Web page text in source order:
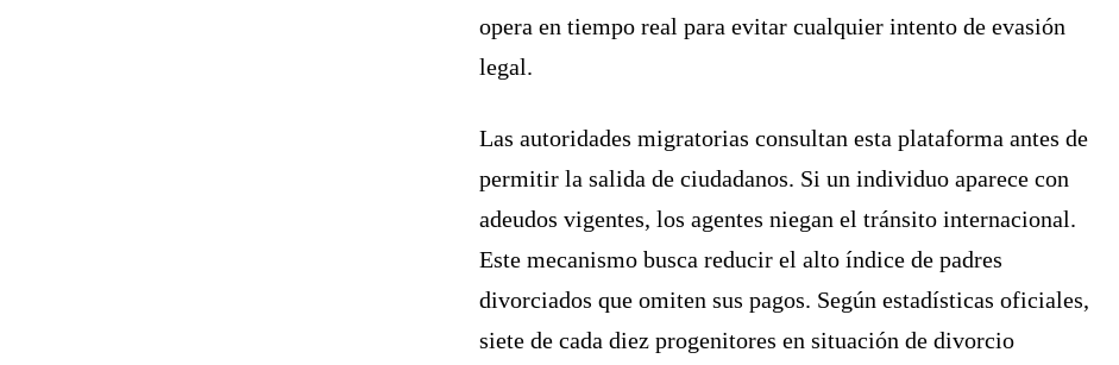
opera en tiempo real para evitar cualquier intento de evasión
legal.
Las autoridades migratorias consultan esta plataforma antes de
permitir la salida de ciudadanos. Si un individuo aparece con
adeudos vigentes, los agentes niegan el tránsito internacional.
Este mecanismo busca reducir el alto índice de padres
divorciados que omiten sus pagos. Según estadísticas oficiales,
siete de cada diez progenitores en situación de divorcio